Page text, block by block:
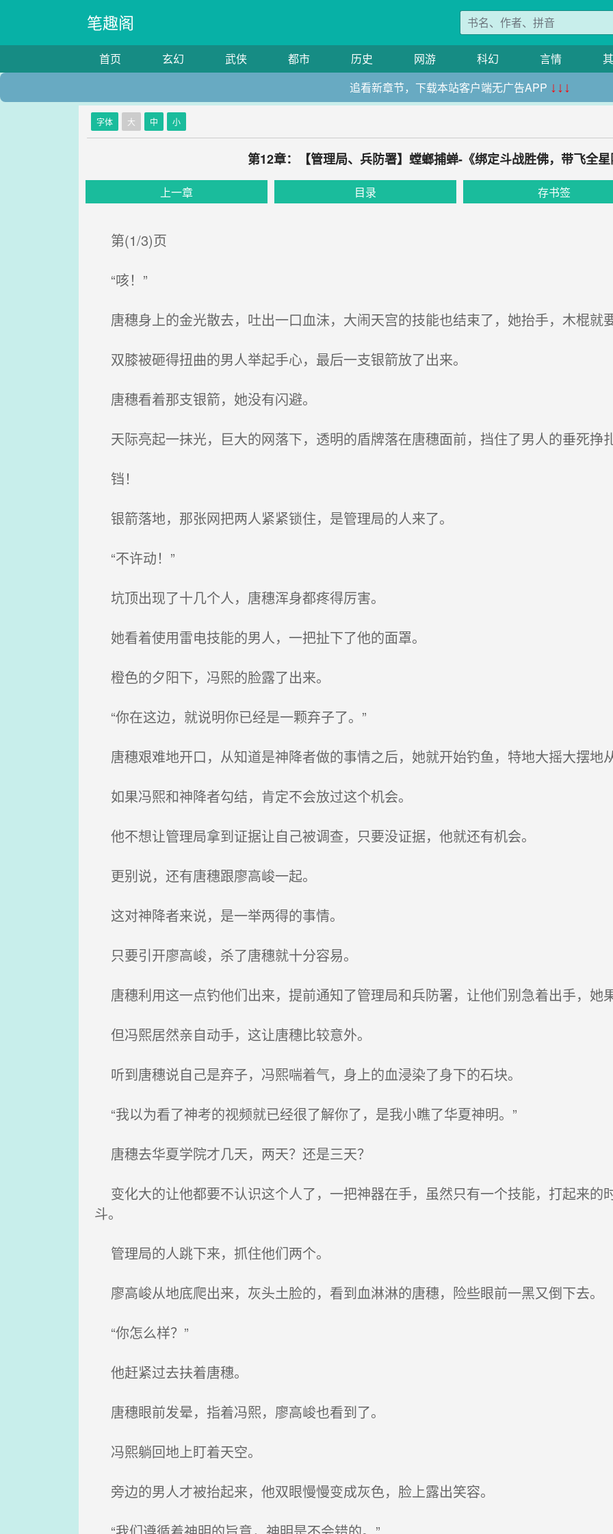
笔趣阁
首页 玄幻 武侠 都市 历史 网游 科幻 言情
追看新章节，下载本站客户端无广告APP ↓↓↓
字体 大 中 小
第12章：【管理局、兵防署】螳螂捕蝉-《绑定斗战胜佛，带飞全星
上一章 目录 存书签
第(1/3)页
“咳！”
唐穗身上的金光散去，吐出一口血沫，大闹天宫的技能也结束了，她抬手，木棍就要
双膝被砸得扭曲的男人举起手心，最后一支银箭放了出来。
唐穗看着那支银箭，她没有闪避。
天际亮起一抹光，巨大的网落下，透明的盾牌落在唐穗面前，挡住了男人的垂死挣扎
铛！
银箭落地，那张网把两人紧紧锁住，是管理局的人来了。
“不许动！”
坑顶出现了十几个人，唐穗浑身都疼得厉害。
她看着使用雷电技能的男人，一把扯下了他的面罩。
橙色的夕阳下，冯熙的脸露了出来。
“你在这边，就说明你已经是一颗弃子了。”
唐穗艰难地开口，从知道是神降者做的事情之后，她就开始钓鱼，特地大摇大摆地
如果冯熙和神降者勾结，肯定不会放过这个机会。
他不想让管理局拿到证据让自己被调查，只要没证据，他就还有机会。
更别说，还有唐穗跟廖高峻一起。
这对神降者来说，是一举两得的事情。
只要引开廖高峻，杀了唐穗就十分容易。
唐穗利用这一点钓他们出来，提前通知了管理局和兵防署，让他们别急着出手，她
但冯熙居然亲自动手，这让唐穗比较意外。
听到唐穗说自己是弃子，冯熙喘着气，身上的血浸染了身下的石块。
“我以为看了神考的视频就已经很了解你了，是我小瞧了华夏神明。”
唐穗去华夏学院才几天，两天？还是三天？
变化大的让他都要不认识这个人了，一把神器在手，虽然只有一个技能，打起来的
斗。
管理局的人跳下来，抓住他们两个。
廖高峻从地底爬出来，灰头土脸的，看到血淋淋的唐穗，险些眼前一黑又倒下去。
“你怎么样？”
他赶紧过去扶着唐穗。
唐穗眼前发晕，指着冯熙，廖高峻也看到了。
冯熙躺回地上盯着天空。
旁边的男人才被抬起来，他双眼慢慢变成灰色，脸上露出笑容。